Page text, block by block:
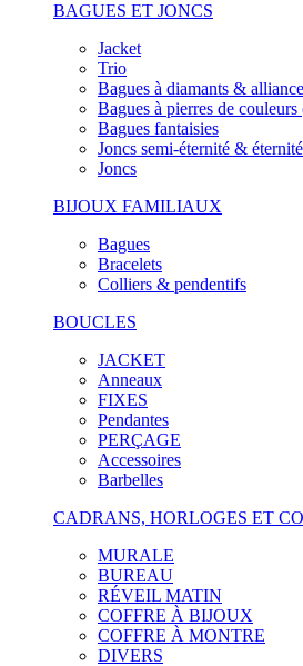
BAGUES ET JONCS
Jacket
Trio
Bagues à diamants &
Bagues à pierres de couleurs
Bagues fantaisies
Joncs semi-éternité & éternité
Joncs
BIJOUX FAMILIAUX
Bagues
Bracelets
Colliers & pendentifs
BOUCLES
JACKET
Anneaux
FIXES
Pendantes
PERÇAGE
Accessoires
Barbelles
CADRANS, HORLOGES ET
MURALE
BUREAU
RÉVEIL MATIN
COFFRE À BIJOUX
COFFRE À MONTRE
DIVERS